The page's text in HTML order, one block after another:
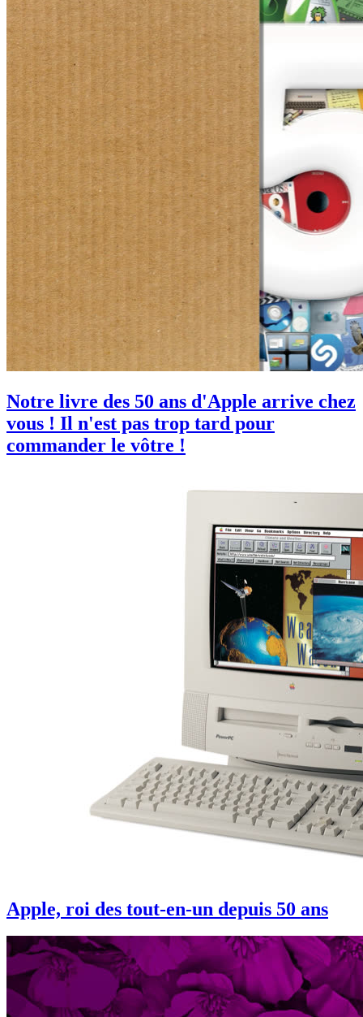
Notre livre des 50 ans d'Apple arrive chez
vous ! Il n'est pas trop tard pour
commander le vôtre !
Apple, roi des tout-en-un depuis 50 ans